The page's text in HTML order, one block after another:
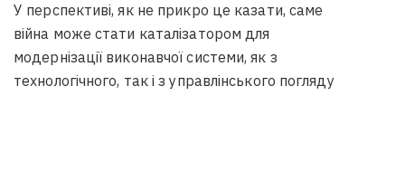
У перспективі, як не прикро це казати, саме
війна може стати каталізатором для
модернізації виконавчої системи, як з
технологічного, так і з управлінського погляду